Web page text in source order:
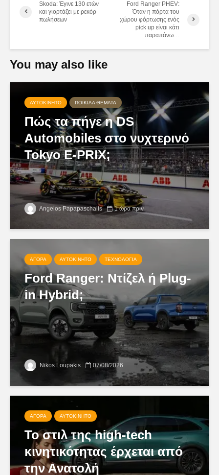
Skoda: Έγινε 130 ετών
και γιορτάζει με ρεκόρ
πωλήσεων
Ford Ranger PHEV:
Όταν η πόρτα του
χώρου φόρτωσης ενός
pick up είναι κάτι
παραπάνω…
You may also like
ΑΥΤΟΚΊΝΗΤΟ ΠΟΙΚΊΛΑ ΘΈΜΑΤΑ
Πώς τα πήγε η DS
Automobiles στο νυχτερινό
Tokyo E-PRIX;
Angelos Papapaschalis 1 ώρα πριν
ΑΓΟΡΆ ΑΥΤΟΚΊΝΗΤΟ ΤΕΧΝΟΛΟΓΊΑ
Ford Ranger: Ντίζελ ή Plug-
in Hybrid;
Nikos Loupakis 07/08/2026
ΑΓΟΡΆ ΑΥΤΟΚΊΝΗΤΟ
Το στιλ της high-tech
κινητικότητας έρχεται από
την Ανατολή